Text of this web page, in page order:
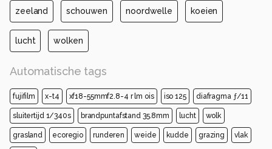
zeeland schouwen noordwelle koeien
lucht wolken
Automatische tags
fujifilm x-t4 xf18-55mmf2.8-4 r lm ois iso 125 diafragma ƒ/11
sluitertijd 1/340s brandpuntafstand 35.8mm lucht wolk
grasland ecoregio runderen weide kudde grazing vlak